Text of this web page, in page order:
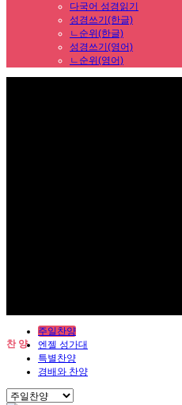
다국어 성경읽기
성경쓰기(한글)
ㄴ순위(한글)
성경쓰기(영어)
ㄴ순위(영어)
찬 양
주일찬양
엔젤 성가대
특별찬양
경배와 찬양